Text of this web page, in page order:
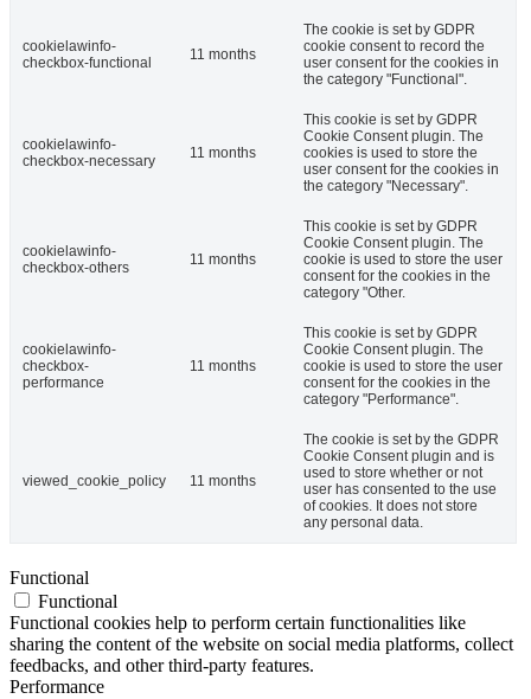
cookielawinfo-
checkbox-functional
11 months
The cookie is set by GDPR
cookie consent to record the
user consent for the cookies in
the category "Functional".
cookielawinfo-
checkbox-necessary
11 months
This cookie is set by GDPR
Cookie Consent plugin. The
cookies is used to store the
user consent for the cookies in
the category "Necessary".
cookielawinfo-
checkbox-others
11 months
This cookie is set by GDPR
Cookie Consent plugin. The
cookie is used to store the user
consent for the cookies in the
category "Other.
cookielawinfo-
checkbox-
performance
11 months
This cookie is set by GDPR
Cookie Consent plugin. The
cookie is used to store the user
consent for the cookies in the
category "Performance".
viewed_cookie_policy 11 months
The cookie is set by the GDPR
Cookie Consent plugin and is
used to store whether or not
user has consented to the use
of cookies. It does not store
any personal data.
Functional
Functional
Functional cookies help to perform certain functionalities like
sharing the content of the website on social media platforms, collect
feedbacks, and other third-party features.
Performance